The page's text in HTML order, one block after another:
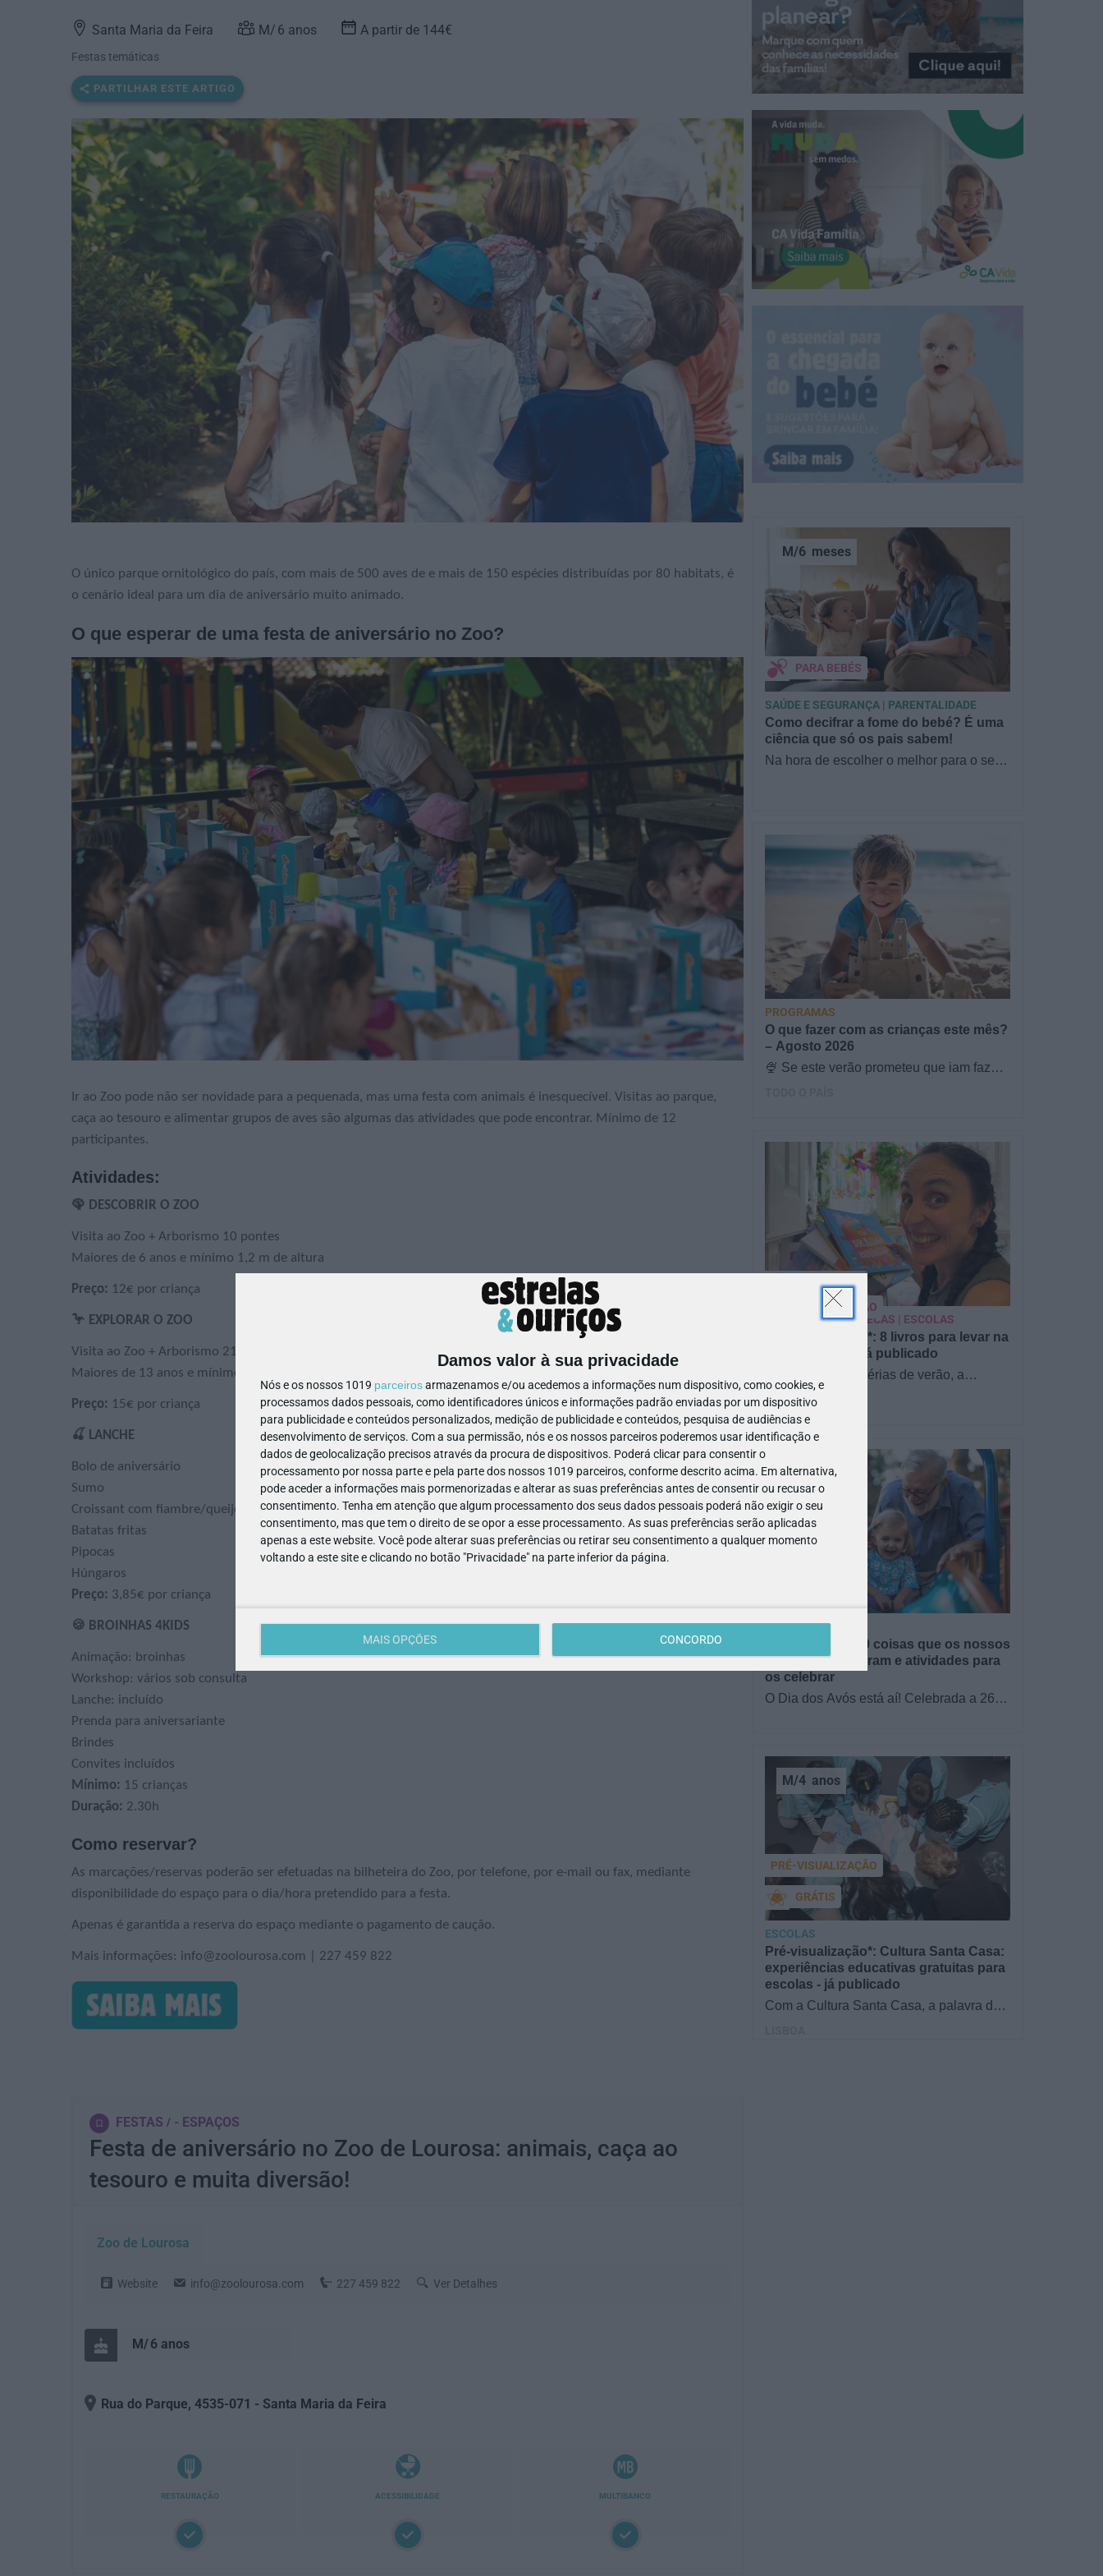
Damos valor à sua privacidade
Nós e os nossos 1019 parceirosarmazenamos e/ou acedemos a informações num dispositivo, como cookies, e
processamos dados pessoais, como identificadores únicos e informações padrão enviadas por um dispositivo
para publicidade e conteúdos personalizados, medição de publicidade e conteúdos, pesquisa de audiências e
desenvolvimento de serviços. Com a sua permissão, nós e os nossos parceiros poderemos usar identificação e
dados de geolocalização precisos através da procura de dispositivos. Poderá clicar para consentir o
processamento por nossa parte e pela parte dos nossos 1019 parceiros, conforme descrito acima. Em alternativa,
pode aceder a informações mais pormenorizadas e alterar as suas preferências antes de consentir ou recusar o
consentimento. Tenha em atenção que algum processamento dos seus dados pessoais poderá não exigir o seu
consentimento, mas que tem o direito de se opor a esse processamento. As suas preferências serão aplicadas
apenas a este website. Você pode alterar suas preferências ou retirar seu consentimento a qualquer momento
voltando a este site e clicando no botão "Privacidade" na parte inferior da página.
MAIS OPÇÕES CONCORDO
Santa Maria da Feira 6 anos A partir de 144€
Festas temáticas
PARTILHAR ESTE ARTIGO
O único parque ornitológico do país, com mais de 500 aves de e mais de 150 espécies distribuídas por 80 habitats, é
o cenário ideal para um dia de aniversário muito animado.
O que esperar de uma festa de aniversário no Zoo?
Ir ao Zoo pode não ser novidade para a pequenada, mas uma festa com animais é inesquecível. Visitas ao parque,
caça ao tesouro e alimentar grupos de aves são algumas das atividades que pode encontrar. Mínimo de 12
participantes.
Atividades:
🦚 DESCOBRIR O ZOO
Visita ao Zoo + Arborismo 10 pontes
Maiores de 6 anos e mínimo 1,2 m de altura
Preço: 12€ por criança
🦩 EXPLORAR O ZOO
Visita ao Zoo + Arborismo 21 pontes
Maiores de 13 anos e mínimo 1,5 m de altura
Preço: 15€ por criança
🍒 LANCHE
Bolo de aniversário
Sumo
Croissant com fiambre/queijo
Batatas fritas
Pipocas
Húngaros
Preço: 3,85€ por criança
🍪 BROINHAS 4KIDS
Animação: broinhas
Workshop: vários sob consulta
Lanche: incluído
Prenda para aniversariante
Brindes
Convites incluídos
Mínimo: 15 crianças
Duração: 2.30h
Como reservar?
As marcações/reservas poderão ser efetuadas na bilheteira do Zoo, por telefone, por e-mail ou fax, mediante
disponibilidade do espaço para o dia/hora pretendido para a festa.
Apenas é garantida a reserva do espaço mediante o pagamento de caução.
Mais informações: info@zoolourosa.com | 227 459 822
FESTAS - ESPAÇOS
Festa de aniversário no Zoo de Lourosa: animais, caça ao
tesouro e muita diversão!
Zoo de Lourosa
Website info@zoolourosa.com 227 459 822 Ver Detalhes
6 anos
Rua do Parque, 4535-071 - Santa Maria da Feira
RESTAURAÇÃO ACESSIBILIDADE MULTIBANCO
Como decifrar a fome do bebé? É uma
ciência que só os pais sabem!
Na hora de escolher o melhor para o seu
M/6 meses
PARA BEBÉS
SAÚDE E SEGURANÇA | PARENTALIDADE
O que fazer com as crianças este mês?
– Agosto 2026
🍨 Se este verão prometeu que iam fazer
PROGRAMAS
Pré-visualização*: 8 livros para levar na
mala de férias - já publicado
Para celebrar as férias de verão, a
Estrelas & Ouriços fez uma parceria com
a Sofia Vieira, da livraria…
PARA BEBÉS
PRÉ-VISUALIZAÇÃO
CONTOS E BIBLIOTECAS | ESCOLAS
Dia dos Avós: 10 coisas que os nossos
avós nos ensinaram e atividades para
os celebrar
O Dia dos Avós está aí! Celebrada a 26
BRINCAR
Pré-visualização*: Cultura Santa Casa:
experiências educativas gratuitas para
escolas - já publicado
Com a Cultura Santa Casa, a palavra de
M/4 anos
GRÁTIS
PRÉ-VISUALIZAÇÃO
ESCOLAS